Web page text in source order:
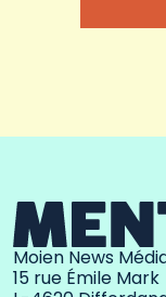
Moien News
15 rue Émile Mark